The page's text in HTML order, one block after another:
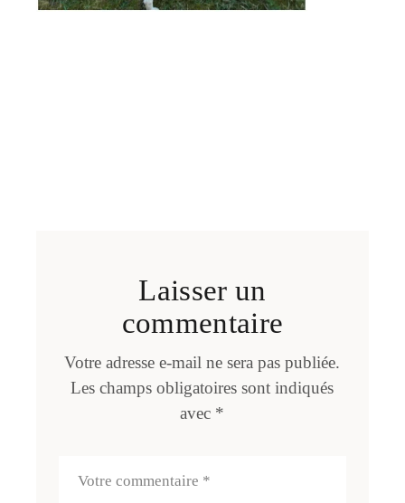
Laisser un
commentaire
Votre adresse e-mail ne sera pas publiée.
Les champs obligatoires sont indiqués
avec *